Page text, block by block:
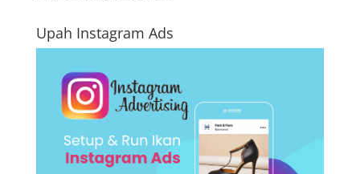
Upah Instagram Ads